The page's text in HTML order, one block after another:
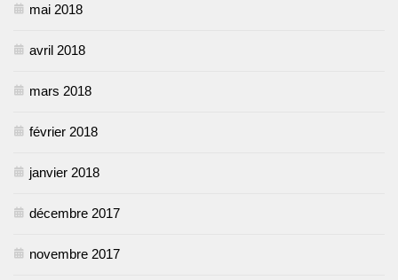
mai 2018
avril 2018
mars 2018
février 2018
janvier 2018
décembre 2017
novembre 2017